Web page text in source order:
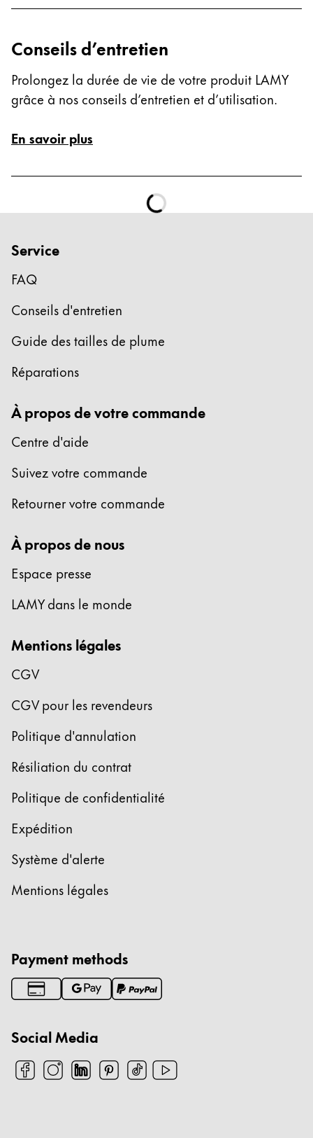
Océanie
Conseils d’entretien
Prolongez la durée de vie de votre produit LAMY
grâce à nos conseils d’entretien et d’utilisation.
En savoir plus
Service
FAQ
Conseils d'entretien
Guide des tailles de plume
Réparations
À propos de votre commande
Centre d'aide
Suivez votre commande
Retourner votre commande
À propos de nous
Espace presse
LAMY dans le monde
Mentions légales
CGV
CGV pour les revendeurs
Politique d'annulation
Résiliation du contrat
Politique de confidentialité
Expédition
Système d'alerte
Mentions légales
Payment methods
Social Media